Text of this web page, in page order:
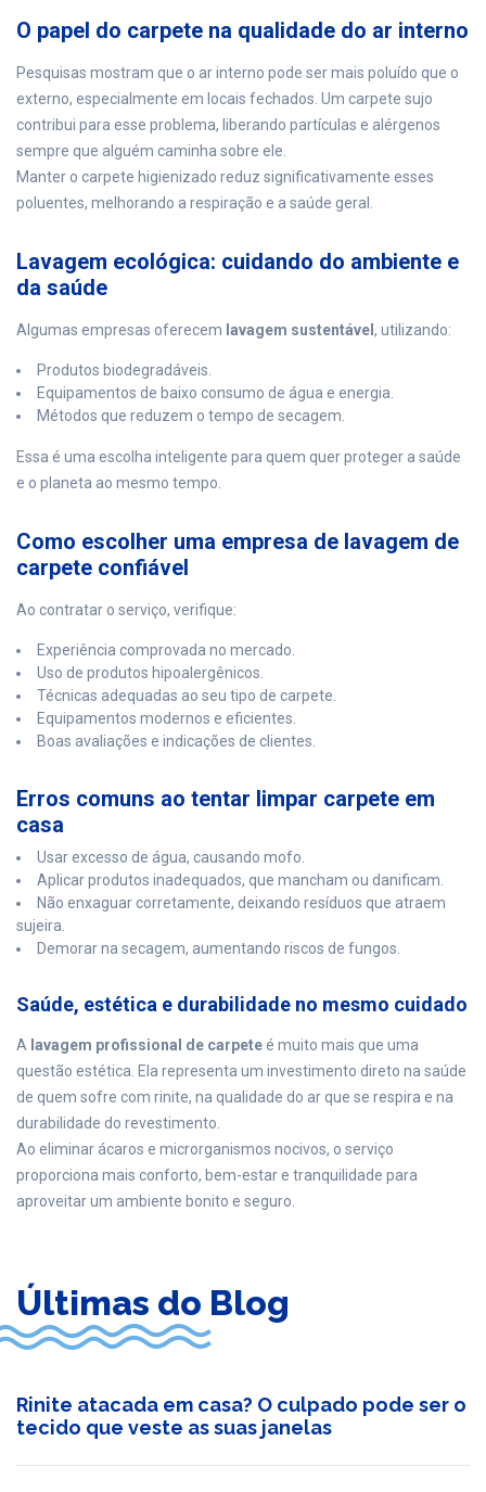
O papel do carpete na qualidade do ar interno
Pesquisas mostram que o ar interno pode ser mais poluído que o
externo, especialmente em locais fechados. Um carpete sujo
contribui para esse problema, liberando partículas e alérgenos
sempre que alguém caminha sobre ele.
Manter o carpete higienizado reduz significativamente esses
poluentes, melhorando a respiração e a saúde geral.
Lavagem ecológica: cuidando do ambiente e
da saúde
Algumas empresas oferecem lavagem sustentável , utilizando:
Produtos biodegradáveis.
Equipamentos de baixo consumo de água e energia.
Métodos que reduzem o tempo de secagem.
Essa é uma escolha inteligente para quem quer proteger a saúde
e o planeta ao mesmo tempo.
Como escolher uma empresa de lavagem de
carpete confiável
Ao contratar o serviço, verifique:
Experiência comprovada no mercado.
Uso de produtos hipoalergênicos.
Técnicas adequadas ao seu tipo de carpete.
Equipamentos modernos e eficientes.
Boas avaliações e indicações de clientes.
Erros comuns ao tentar limpar carpete em
casa
Usar excesso de água, causando mofo.
Aplicar produtos inadequados, que mancham ou danificam.
Não enxaguar corretamente, deixando resíduos que atraem
sujeira.
Demorar na secagem, aumentando riscos de fungos.
Saúde, estética e durabilidade no mesmo cuidado
A lavagem profissional de carpeteé muito mais que uma
questão estética. Ela representa um investimento direto na saúde
de quem sofre com rinite, na qualidade do ar que se respira e na
durabilidade do revestimento.
Ao eliminar ácaros e microrganismos nocivos, o serviço
proporciona mais conforto, bem-estar e tranquilidade para
aproveitar um ambiente bonito e seguro.
Últimas do Blog
Rinite atacada em casa? O culpado pode ser o
tecido que veste as suas janelas